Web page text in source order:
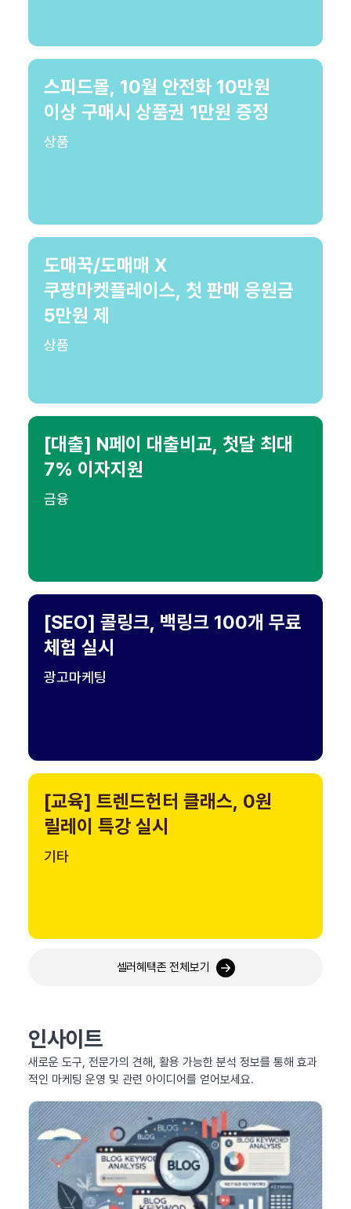
스피드몰, 10월 안전화 10만원
이상 구매시 상품권 1만원 증정
상품
도매꾹/도매매 X
쿠팡마켓플레이스, 첫 판매 응원금
5만원 제
상품
[대출] N페이 대출비교, 첫달 최대
7% 이자지원
금융
[SEO] 콜링크, 백링크 100개 무료
체험 실시
광고마케팅
[교육] 트렌드헌터 클래스, 0원
릴레이 특강 실시
기타
셀러혜택존 전체보기
인사이트
새로운 도구, 전문가의 견해, 활용 가능한 분석 정보를 통해 효과
적인 마케팅 운영 및 관련 아이디어를 얻어보세요.